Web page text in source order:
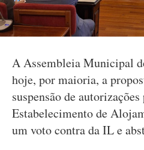
A Assembleia Municipal
hoje, por maioria, a
suspensão de
Estabelecimento de
um voto contra da IL e